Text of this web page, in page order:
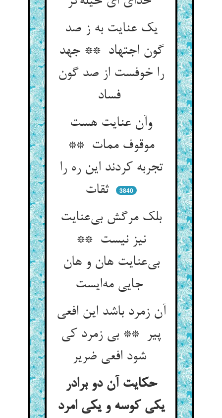
یک عنایت به ز صد
گون اجتهاد ** جهد
را خوفست از صد گون
فساد
وآن عنایت هست
موقوف ممات **
تجربه کردند این ره را
3840
بلک مرگش بی‌عنایت
نیز نیست **
بی‌عنایت هان و هان
آن زمرد باشد این افعی
پیر ** بی زمرد کی
شود افعی ضریر
حکایت آن دو برادر
یکی کوسه و یکی امرد